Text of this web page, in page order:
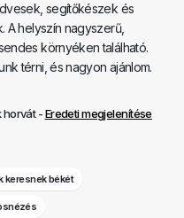
segítőkészek és
A helyszín nagyszerű,
környéken található.
térni, és nagyon ajánlom.
horvát -Eredeti megjelenítése
keresnek békét